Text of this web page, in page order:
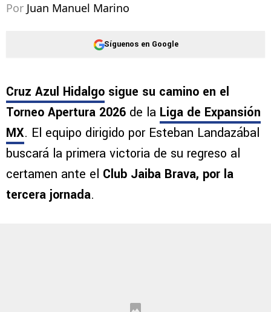
Por Juan Manuel Marino
Síguenos en Google
Cruz Azul Hidalgo sigue su camino en el
Torneo Apertura 2026 de la Liga de Expansión
MX. El equipo dirigido por Esteban Landazábal
buscará la primera victoria de su regreso al
certamen ante el Club Jaiba Brava, por la
tercera jornada.